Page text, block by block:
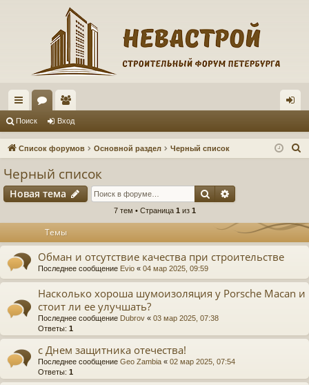
с
ы ум
ол
ьз
ел
и
д
Поиск Вход
Список форумов Основной раздел Черный список
Черный список
Новая тема Поиск
7 тем • Страница 1 из 1
Темы
Обман и отсутствие качества при строительстве
Последнее сообщение Evio « 04 мар 2025, 09:59
Насколько хороша шумоизоляция у Porsche Macan и
стоит ли ее улучшать?
Последнее сообщение Dubrov « 03 мар 2025, 07:38
Ответы: 1
с Днем защитника отечества!
Последнее сообщение Geo Zambia « 02 мар 2025, 07:54
Ответы: 1